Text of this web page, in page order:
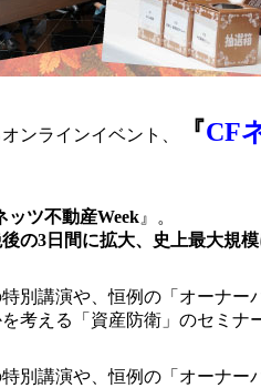
ンラインイベント、 『CF
ッツ不動産Week 』。
の3日間に拡大、史上最大規
別講演や、恒例の「オーナ
考える「資産防衛」のセミナ
別講演や、恒例の「オーナ